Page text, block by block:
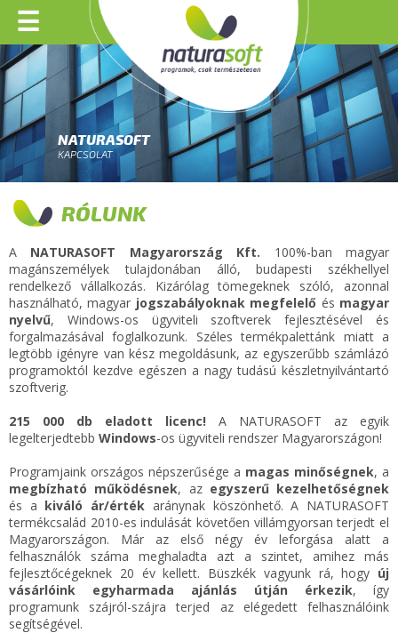
☰
NATURASOFT
KAPCSOLAT
RÓLUNK
A NATURASOFT Magyarország Kft. 100%-ban magyar
magánszemélyek tulajdonában álló, budapesti székhellyel
rendelkező vállalkozás. Kizárólag tömegeknek szóló, azonnal
használható, magyar jogszabályoknak megfelelő és magyar
nyelvű, Windows-os ügyviteli szoftverek fejlesztésével és
forgalmazásával foglalkozunk. Széles termékpalettánk miatt a
legtöbb igényre van kész megoldásunk, az egyszerűbb számlázó
programoktól kezdve egészen a nagy tudású készletnyilvántartó
szoftverig.
215 000 db eladott licenc! A NATURASOFT az egyik
legelterjedtebb Windows-os ügyviteli rendszer Magyarországon!
Programjaink országos népszerűsége a magas minőségnek, a
megbízható működésnek, az egyszerű kezelhetőségnek
és a kiváló ár/érték aránynak köszönhető. A NATURASOFT
termékcsalád 2010-es indulását követően villámgyorsan terjedt el
Magyarországon. Már az első négy év leforgása alatt a
felhasználók száma meghaladta azt a szintet, amihez más
fejlesztőcégeknek 20 év kellett. Büszkék vagyunk rá, hogy új
vásárlóink egyharmada ajánlás útján érkezik, így
programunk szájról-szájra terjed az elégedett felhasználóink
segítségével.